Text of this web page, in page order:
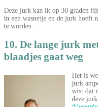
Deze jurk kan ik op 30 graden
in een wasnetje en de jurk hoeft
te worden.
10. De lange jurk
blaadjes gaat weg
Het is
jurk
wist dat
deze